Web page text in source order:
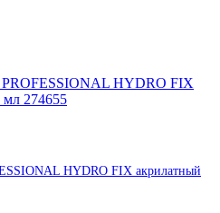
HYDRO FIX акрилатный